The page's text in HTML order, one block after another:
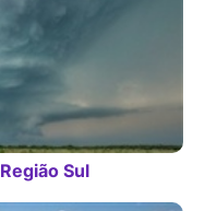
Sul